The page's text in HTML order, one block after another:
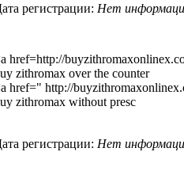
регистрации: Нет
href=http://
zithromax over the counter
href=" http://
zithromax without presc
регистрации: Нет